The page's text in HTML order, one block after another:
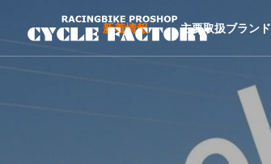
新着情報 主要取扱ブランド